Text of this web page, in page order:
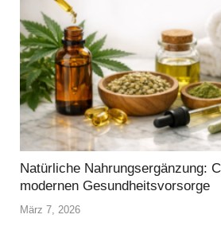
Natürliche Nahrungsergänzung:
modernen Gesundheitsvorsorge
März 7, 2026